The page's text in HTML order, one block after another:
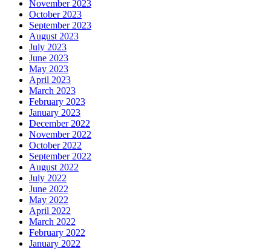
November 2023
October 2023
September 2023
August 2023
July 2023
June 2023
May 2023
April 2023
March 2023
February 2023
January 2023
December 2022
November 2022
October 2022
September 2022
August 2022
July 2022
June 2022
May 2022
April 2022
March 2022
February 2022
January 2022